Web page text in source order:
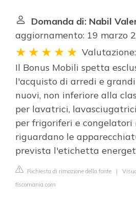
Domanda di: Nabil
aggiornamento: 19 marzo
Il Bonus Mobili spetta
l'acquisto di arredi e
nuovi, non inferiore alla
per lavatrici,
per frigoriferi e congelatori
riguardano le
prevista l'etichetta
Richiesta di rimozione della fonte |
fiscomania.com